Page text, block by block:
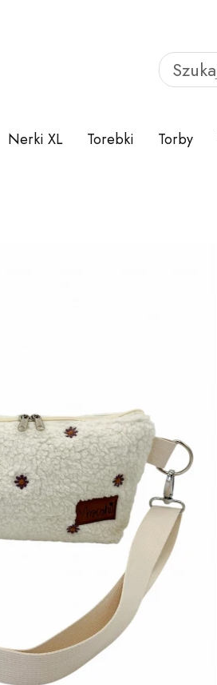
Nerki XL Torebki Torby